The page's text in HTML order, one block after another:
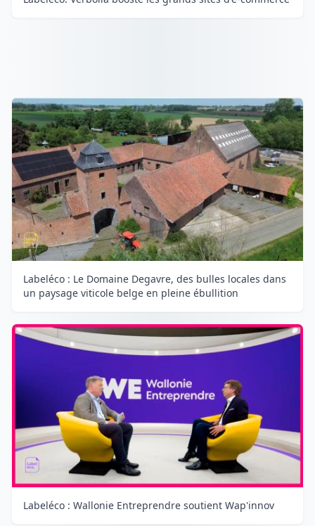
Labeléco : Le Domaine Degavre, des bulles locales dans
un paysage viticole belge en pleine ébullition
Labeléco : Wallonie Entreprendre soutient Wap'innov